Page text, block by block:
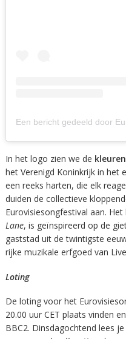
In het logo zien we de kleuren
het Verenigd Koninkrijk in het
een reeks harten, die elk
duiden de collectieve
Eurovisiesongfestival aan.
Lane, is geïnspireerd op de
gaststad uit de twintigste
rijke muzikale erfgoed van
Loting
De loting voor het
20.00 uur CET plaats vinden
BBC2. Dinsdagochtend lees